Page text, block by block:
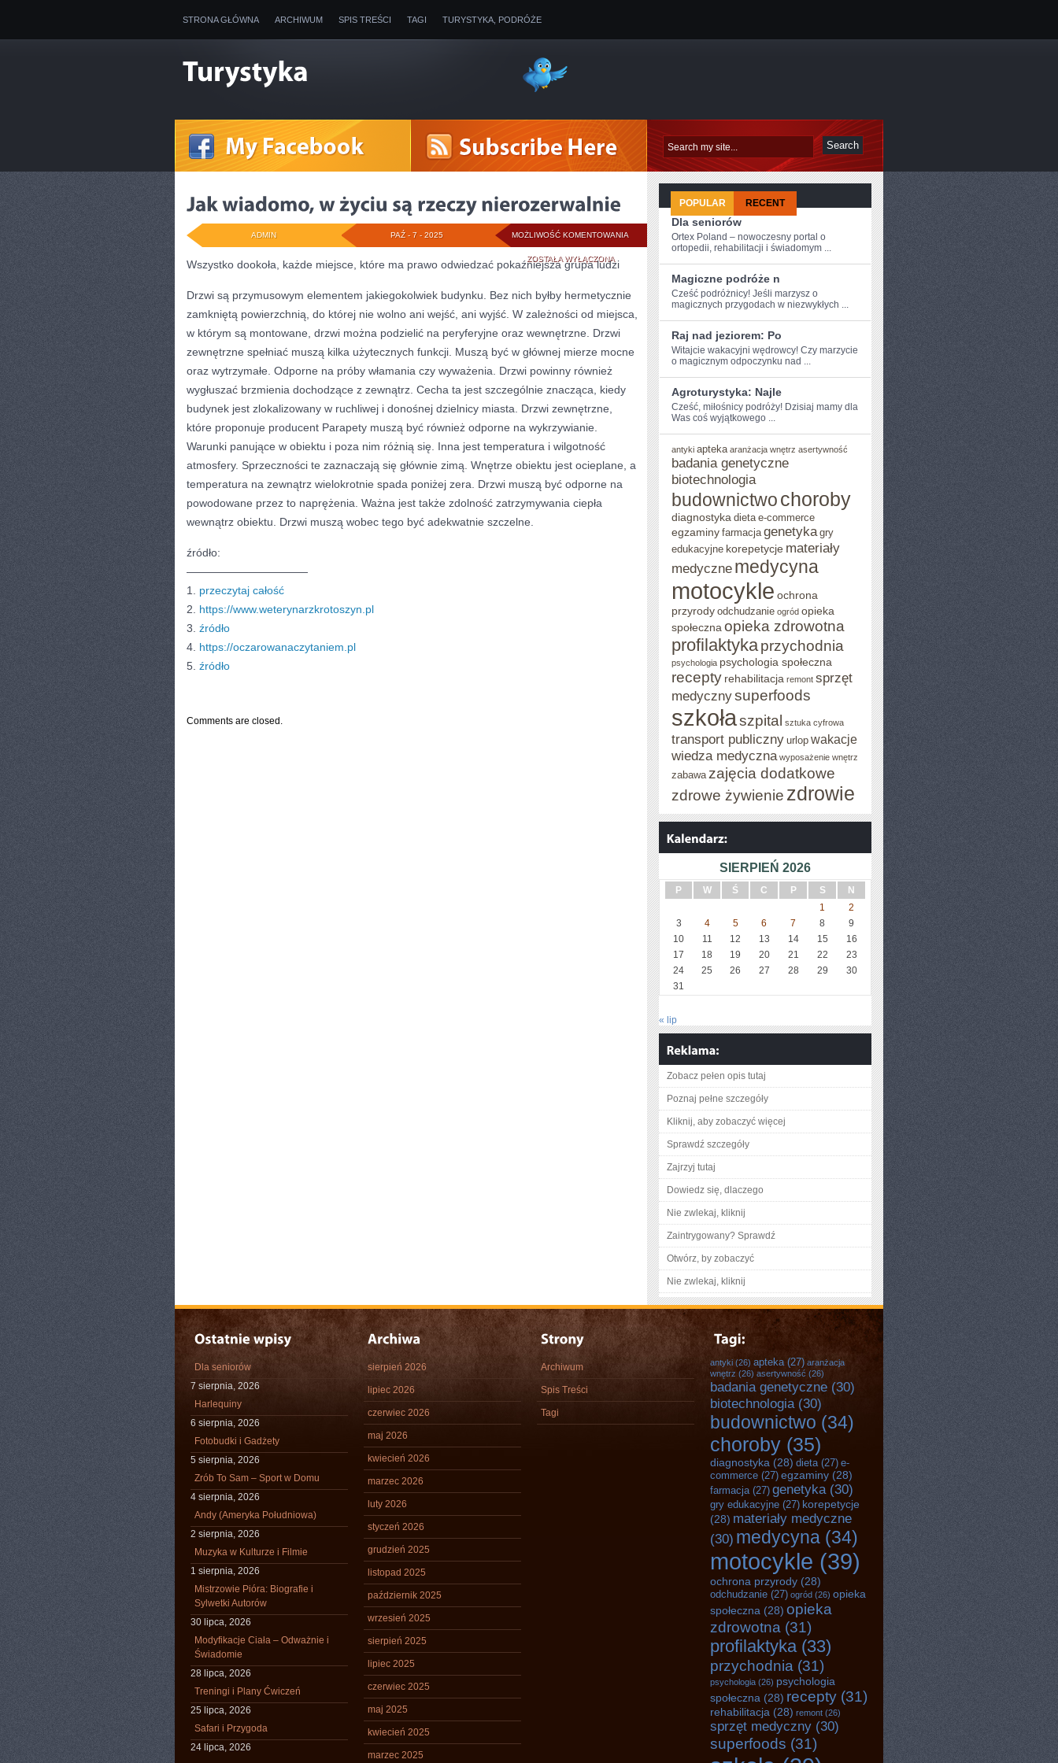
STRONA GŁÓWNA ARCHIWUM SPIS TREŚCI TAGI TURYSTYKA, PODRÓŻE
MOŻLIWOŚĆ KOMENTOWANIA
WIADOMO,
ŻYCIU
RZECZY
NIEROZERWALNIE
ZOSTAŁA WYŁĄCZONA
PAŹ - 7 - 2025
ADMIN
Wszystko dookoła, każde miejsce, które ma prawo odwiedzać pokaźniejsza grupa ludzi
Drzwi są przymusowym elementem jakiegokolwiek budynku. Bez nich byłby hermetycznie
zamkniętą powierzchnią, do której nie wolno ani wejść, ani wyjść. W zależności od miejsca,
w którym są montowane, drzwi można podzielić na peryferyjne oraz wewnętrzne. Drzwi
zewnętrzne spełniać muszą kilka użytecznych funkcji. Muszą być w głównej mierze mocne
oraz wytrzymałe. Odporne na próby włamania czy wyważenia. Drzwi powinny również
wygłuszać brzmienia dochodzące z zewnątrz. Cecha ta jest szczególnie znacząca, kiedy
budynek jest zlokalizowany w ruchliwej i donośnej dzielnicy miasta. Drzwi zewnętrzne,
które proponuje producent Parapety muszą być również odporne na wykrzywianie.
Warunki panujące w obiektu i poza nim różnią się. Inna jest temperatura i wilgotność
atmosfery. Sprzeczności te zaznaczają się głównie zimą. Wnętrze obiektu jest ocieplane, a
temperatura na zewnątrz wielokrotnie spada poniżej zera. Drzwi muszą być odporne na
powodowane przez to naprężenia. Ważna jest także zdolność zatrzymywania ciepła
wewnątrz obiektu. Drzwi muszą wobec tego być adekwatnie szczelne.
źródło:
———————————
1. przeczytaj całość
2. https://www.weterynarzkrotoszyn.pl
3. źródło
4. https://oczarowanaczytaniem.pl
5. źródło
Comments are closed.
POPULAR RECENT
Dla seniorów
Ortex Poland – nowoczesny portal o
ortopedii, rehabilitacji i świadomym ...
Magiczne podróże n
Cześć podróżnicy! Jeśli marzysz o
magicznych przygodach‌ w​ niezwykłych⁣ ...
Raj nad jeziorem: Po
Witajcie wakacyjni wędrowcy! ​Czy marzycie
o magicznym odpoczynku ⁢nad ...
Agroturystyka: Najle
Cześć, ‌miłośnicy ‍podróży! Dzisiaj mamy dla
Was coś wyjątkowego⁤ ...
antyki apteka aranżacja wnętrz asertywność
badania genetyczne
biotechnologia
budownictwochoroby
diagnostyka dieta e-commerce
egzaminy farmacja genetyka gry
edukacyjne korepetycje materiały
medyczne medycyna
motocykle ochrona
przyrody odchudzanie ogród opieka
społeczna opieka zdrowotna
profilaktykaprzychodnia
psychologia psychologia społeczna
recepty rehabilitacja remont sprzęt
medycznysuperfoods
szkołaszpital sztuka cyfrowa
transport publiczny urlop wakacje
wiedza medyczna wyposażenie wnętrz
zabawa zajęcia dodatkowe
zdrowe żywienie zdrowie
SIERPIEŃ 2026
P W Ś C P S
N
1
2
3
4 5 6 7 8
9
10
11 12 13 14 15
16
17
18 19 20 21 22
23
24
25 26 27 28 29
30
31
« lip
Zobacz pełen opis tutaj
Poznaj pełne szczegóły
Kliknij, aby zobaczyć więcej
Sprawdź szczegóły
Zajrzyj tutaj
Dowiedz się, dlaczego
Nie zwlekaj, kliknij
Zaintrygowany? Sprawdź
Otwórz, by zobaczyć
Nie zwlekaj, kliknij
Dla seniorów
7 sierpnia, 2026
Harlequiny
6 sierpnia, 2026
Fotobudki i Gadżety
5 sierpnia, 2026
Zrób To Sam – Sport w Domu
4 sierpnia, 2026
Andy (Ameryka Południowa)
2 sierpnia, 2026
Muzyka w Kulturze i Filmie
1 sierpnia, 2026
Mistrzowie Pióra: Biografie i
Sylwetki Autorów
30 lipca, 2026
Modyfikacje Ciała – Odważnie i
Świadomie
28 lipca, 2026
Treningi i Plany Ćwiczeń
25 lipca, 2026
Safari i Przygoda
24 lipca, 2026
sierpień 2026
lipiec 2026
czerwiec 2026
maj 2026
kwiecień 2026
marzec 2026
luty 2026
styczeń 2026
grudzień 2025
listopad 2025
październik 2025
wrzesień 2025
sierpień 2025
lipiec 2025
czerwiec 2025
maj 2025
kwiecień 2025
marzec 2025
Archiwum
Spis Treści
Tagi
antyki (26) apteka(27) aranżacja
wnętrz (26) asertywność (26)
badania genetyczne (30)
biotechnologia(30)
budownictwo (34)
choroby (35)
diagnostyka (28) dieta(27) e-
commerce (27) egzaminy (28)
farmacja(27) genetyka(30)
gry edukacyjne (27) korepetycje
(28) materiały medyczne
(30) medycyna (34)
motocykle (39)
ochrona przyrody (28)
odchudzanie (27) ogród (26) opieka
społeczna (28) opieka
zdrowotna (31)
profilaktyka(33)
przychodnia (31)
psychologia (26) psychologia
społeczna (28) recepty (31)
rehabilitacja (28) remont (26)
sprzęt medyczny (30)
superfoods (31)